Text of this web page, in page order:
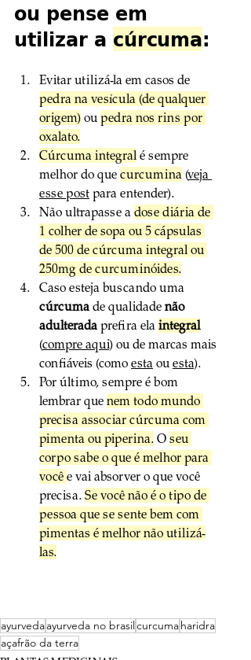
ou pense em
utilizar a cúrcuma:
Evitar utilizá-la em casos de
pedra na vesícula (de qualquer
origem) ou pedra nos rins por
oxalato.
Cúrcuma integral é sempre
melhor do que curcumina (veja
esse post para entender).
Não ultrapasse a dose diária de
1 colher de sopa ou 5 cápsulas
de 500 de cúrcuma integral ou
250mg de curcuminóides.
Caso esteja buscando uma
cúrcuma de qualidade não
adulterada prefira ela integral
(compre aqui) ou de marcas mais
confiáveis (como esta ou esta).
Por último, sempre é bom
lembrar que nem todo mundo
precisa associar cúrcuma com
pimenta ou piperina. O seu
corpo sabe o que é melhor para
você e vai absorver o que você
precisa. Se você não é o tipo de
pessoa que se sente bem com
pimentas é melhor não utilizá-
las.
ayurvedaayurveda no brasilcurcumaharidra
açafrão da terra